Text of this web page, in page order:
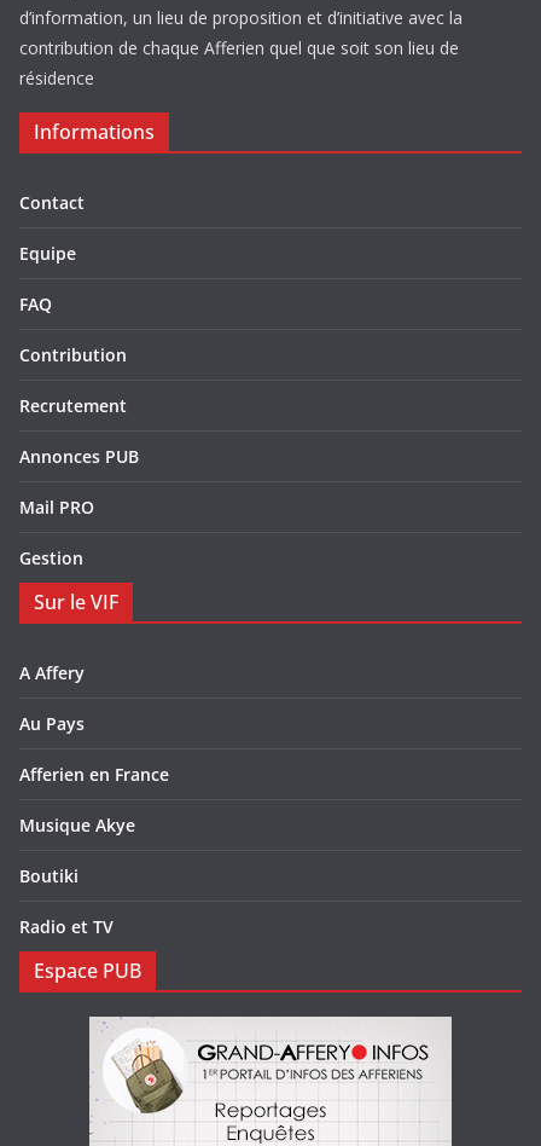
d’information, un lieu de proposition et d’initiative avec la
contribution de chaque Afferien quel que soit son lieu de
résidence
Informations
Contact
Equipe
FAQ
Contribution
Recrutement
Annonces PUB
Mail PRO
Gestion
Sur le VIF
A Affery
Au Pays
Afferien en France
Musique Akye
Boutiki
Radio et TV
Espace PUB